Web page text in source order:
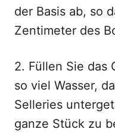
der Basis ab, so
Zentimeter des
2. Füllen Sie das
so viel Wasser,
Selleries
ganze Stück zu